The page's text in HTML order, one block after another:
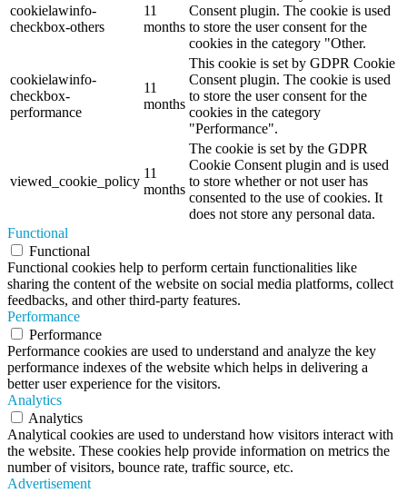
cookielawinfo-
checkbox-others
11
months
Consent plugin. The cookie is used
to store the user consent for the
cookies in the category "Other.
cookielawinfo-
checkbox-
performance
11
months
This cookie is set by GDPR Cookie
Consent plugin. The cookie is used
to store the user consent for the
cookies in the category
"Performance".
viewed_cookie_policy
11
months
The cookie is set by the GDPR
Cookie Consent plugin and is used
to store whether or not user has
consented to the use of cookies. It
does not store any personal data.
Functional
Functional
Functional cookies help to perform certain functionalities like
sharing the content of the website on social media platforms, collect
feedbacks, and other third-party features.
Performance
Performance
Performance cookies are used to understand and analyze the key
performance indexes of the website which helps in delivering a
better user experience for the visitors.
Analytics
Analytics
Analytical cookies are used to understand how visitors interact with
the website. These cookies help provide information on metrics the
number of visitors, bounce rate, traffic source, etc.
Advertisement